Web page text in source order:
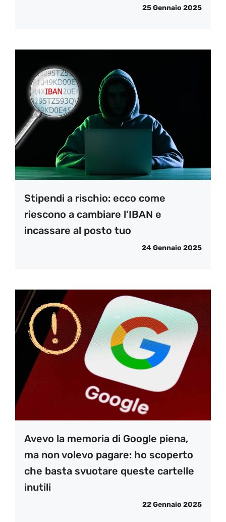
25 Gennaio 2025
Stipendi a rischio: ecco come
riescono a cambiare l’IBAN e
incassare al posto tuo
24 Gennaio 2025
Avevo la memoria di Google piena,
ma non volevo pagare: ho scoperto
che basta svuotare queste cartelle
inutili
22 Gennaio 2025